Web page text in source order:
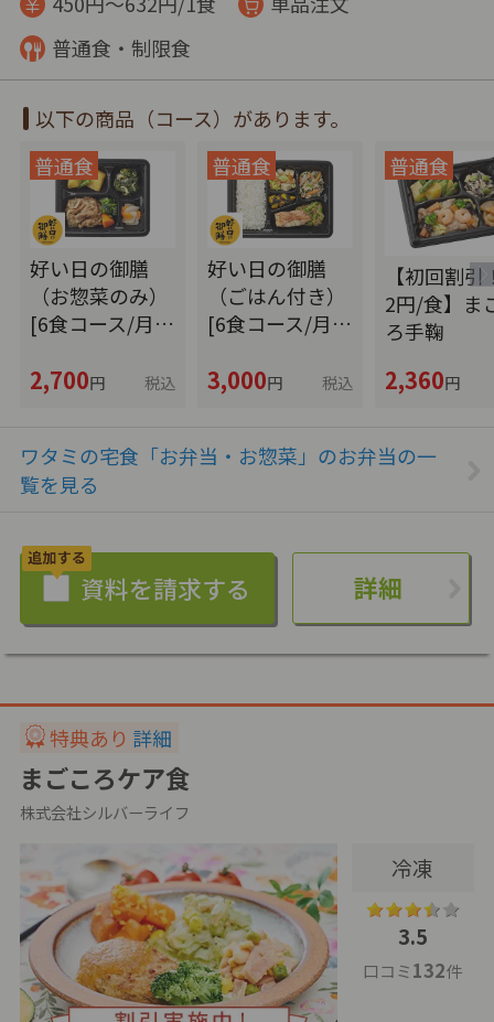
普通食・制限食
以下の商品（コース）があります。
好い日の御膳
（お惣菜のみ）
[6食コース/月…
2,700円 税込
好い日の御膳
（ごはん付き）
[6食コース/月…
3,000円 税込
【初回割引
2円/食】ま
ろ手鞠
2,360円
ワタミの宅食「お弁当・お惣菜」のお弁当の一
覧を見る
詳細
特典あり 詳細
まごころケア食
株式会社シルバーライフ
冷凍
3.5
口コミ132件